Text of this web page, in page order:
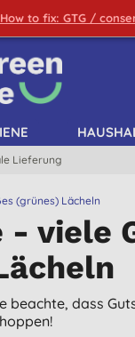
How to fix: GTG /
Lieferung
(grünes) Lächeln
- viele
beachte, dass